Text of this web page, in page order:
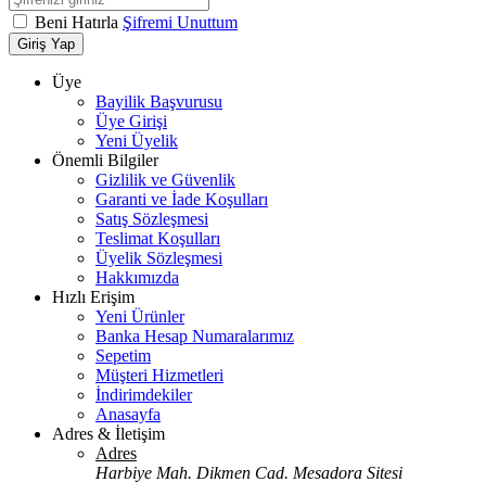
Beni Hatırla Şifremi Unuttum
Giriş Yap
Üye
Bayilik Başvurusu
Üye Girişi
Yeni Üyelik
Önemli Bilgiler
Gizlilik ve Güvenlik
Garanti ve İade Koşulları
Satış Sözleşmesi
Teslimat Koşulları
Üyelik Sözleşmesi
Hakkımızda
Hızlı Erişim
Yeni Ürünler
Banka Hesap Numaralarımız
Sepetim
Müşteri Hizmetleri
İndirimdekiler
Anasayfa
Adres & İletişim
Adres
Harbiye Mah. Dikmen Cad. Mesadora Sitesi